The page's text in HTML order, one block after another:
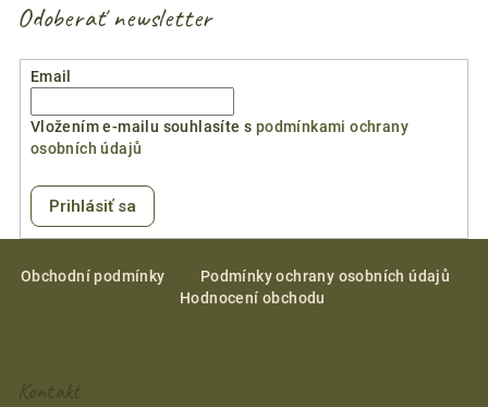
Odoberať newsletter
Email
Vložením e-mailu souhlasíte s podmínkami ochrany
osobních údajů
Prihlásiť sa
Obchodní podmínky
Podmínky ochrany osobních údajů
Hodnocení obchodu
Kontakt